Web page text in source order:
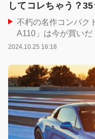
してコレちゃう？35
不朽の名作コンパク
A110」は今が買いだ
2024.10.25 16:18